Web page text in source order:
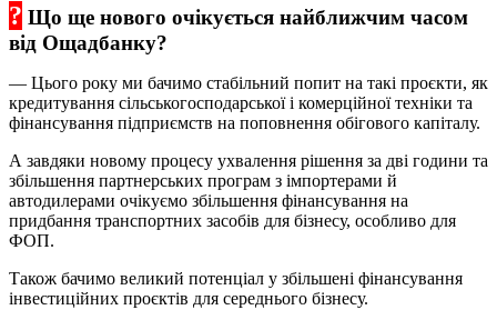
? Що ще нового очікується найближчим часом
від Ощадбанку?
— Цього року ми бачимо стабільний попит на такі проєкти, як
кредитування сільськогосподарської і комерційної техніки та
фінансування підприємств на поповнення обігового капіталу.
А завдяки новому процесу ухвалення рішення за дві години та
збільшення партнерських програм з імпортерами й
автодилерами очікуємо збільшення фінансування на
придбання транспортних засобів для бізнесу, особливо для
ФОП.
Також бачимо великий потенціал у збільшені фінансування
інвестиційних проєктів для середнього бізнесу.